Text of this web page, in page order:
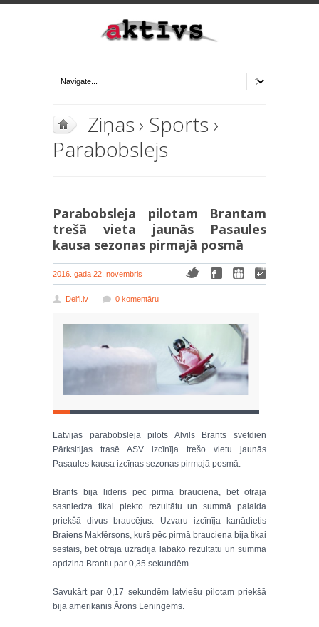
Ziņas› Sports ›
Parabobslejs
Parabobsleja pilotam Brantam
trešā vieta jaunās Pasaules
kausa sezonas pirmajā posmā
2016. gada 22. novembris
Delfi.lv 0 komentāru
Latvijas parabobsleja pilots Alvils Brants svētdien
Pārksitijas trasē ASV izcīnīja trešo vietu jaunās
Pasaules kausa izcīņas sezonas pirmajā posmā.
Brants bija līderis pēc pirmā brauciena, bet otrajā
sasniedza tikai piekto rezultātu un summā palaida
priekšā divus braucējus. Uzvaru izcīnīja kanādietis
Braiens Makfērsons, kurš pēc pirmā brauciena bija tikai
sestais, bet otrajā uzrādīja labāko rezultātu un summā
apdzina Brantu par 0,35 sekundēm.
Savukārt par 0,17 sekundēm latviešu pilotam priekšā
bija amerikānis Ārons Leningems.